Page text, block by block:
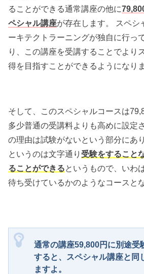
ることができる通常講座の他に
ペシャル講座が存在します。 スペシ
ーキテクトラーニングが独自に行っ
り、この講座を受講することでより
得を目指すことができるようになりま
そして、このスペシャルコースは
多少普通の受講料よりも高めに設定
の理由は試験がないという部分にあ
というのは文字通り 受験をすること
ることができるというもので、いわ
待ち受けているかのようなコースと
通常の講座59,800円に別途受
すると、スペシャル講座と同
ますよ。